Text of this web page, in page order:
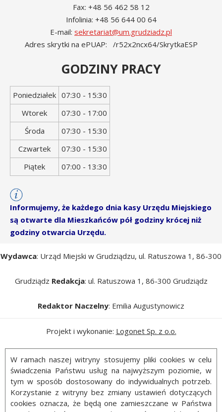
Fax: +48 56 462 58 12
Infolinia: +48 56 644 00 64
E-mail: sekretariat@um.grudziadz.pl
Adres skrytki na ePUAP: /r52x2ncx64/SkrytkaESP
GODZINY PRACY
Dzień
tygodnia
Godziny
otwarcia
Poniedziałek 07:30 - 15:30
Wtorek
07:30 - 17:00
Środa
07:30 - 15:30
Czwartek
07:30 - 15:30
Piątek
07:00 - 13:30
Informujemy, że każdego dnia kasy Urzędu Miejskiego
są otwarte dla Mieszkańców pół godziny krócej niż
godziny otwarcia Urzędu.
Wydawca: Urząd Miejski w Grudziądzu, ul. Ratuszowa 1, 86-300
Grudziądz Redakcja: ul. Ratuszowa 1, 86-300 Grudziądz
Redaktor Naczelny: Emilia Augustynowicz
Projekt i wykonanie: Logonet Sp. z o.o.
W ramach naszej witryny stosujemy pliki cookies w celu
świadczenia Państwu usług na najwyższym poziomie, w
tym w sposób dostosowany do indywidualnych potrzeb.
Korzystanie z witryny bez zmiany ustawień dotyczących
cookies oznacza, że będą one zamieszczane w Państwa